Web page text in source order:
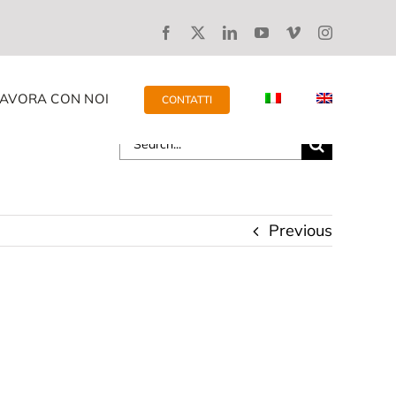
CON NOI CONTATTI
Search
for:
Previous